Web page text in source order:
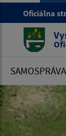
Oficiálna
SAMOSPRÁVA